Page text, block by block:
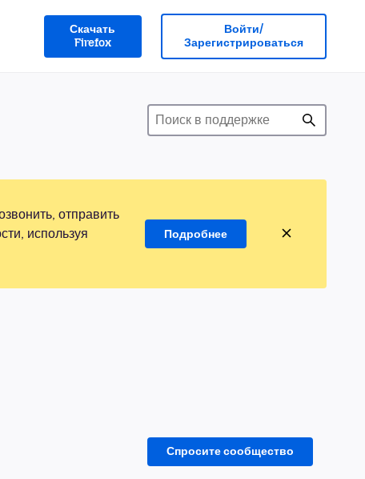
Скачать
Firefox
Войти/
Зарегистрироваться
отправить
используя
Подробнее
Спросите сообщество